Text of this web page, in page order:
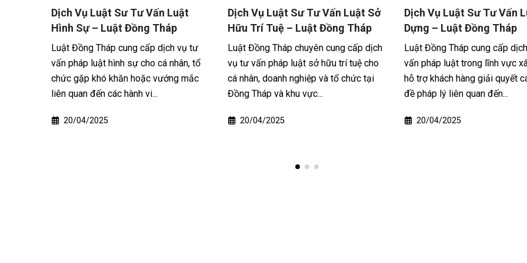
Dịch Vụ Luật Sư Tư Vấn Luật
Hình Sự – Luật Đồng Tháp
Luật Đồng Tháp cung cấp dịch vụ tư
vấn pháp luật hình sự cho cá nhân, tổ
chức gặp khó khăn hoặc vướng mắc
liên quan đến các hành vi...
20/04/2025
Dịch Vụ Luật Sư Tư Vấn Luật Sở
Hữu Trí Tuệ – Luật Đồng Tháp
Luật Đồng Tháp chuyên cung cấp dịch
vụ tư vấn pháp luật sở hữu trí tuệ cho
cá nhân, doanh nghiệp và tổ chức tại
Đồng Tháp và khu vực...
20/04/2025
Dịch Vụ Luật Sư Tư Vấn
Dựng – Luật Đồng Tháp
Luật Đồng Tháp cung cấp
vấn pháp luật trong lĩnh vực
hỗ trợ khách hàng giải quyết
đề pháp lý liên quan đến...
20/04/2025